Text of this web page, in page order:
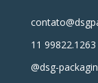
11 99822.1263
@dsg-